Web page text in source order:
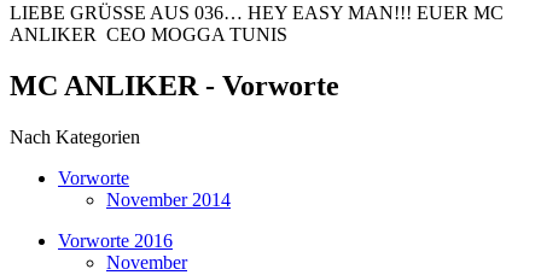
LIEBE GRÜSSE AUS 036… HEY EASY MAN!!! EUER MC
ANLIKER CEO MOGGA TUNIS
MC ANLIKER - Vorworte
Nach Kategorien
Vorworte
November 2014
Vorworte 2016
November